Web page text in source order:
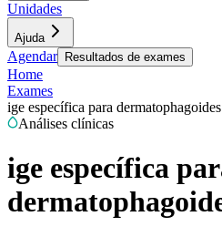
Unidades
Ajuda
Agendar Resultados de exames
Home
Exames
ige específica para
Análises clínicas
ige específica